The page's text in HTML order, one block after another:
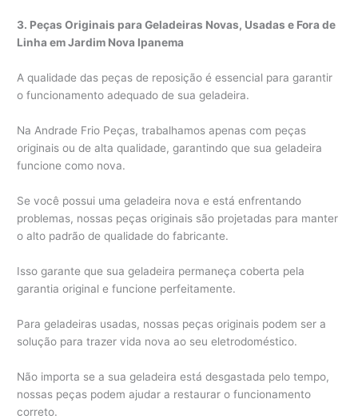
3. Peças Originais para Geladeiras Novas, Usadas e Fora de
Linha em Jardim Nova Ipanema
A qualidade das peças de reposição é essencial para garantir
o funcionamento adequado de sua geladeira.
Na Andrade Frio Peças, trabalhamos apenas com peças
originais ou de alta qualidade, garantindo que sua geladeira
funcione como nova.
Se você possui uma geladeira nova e está enfrentando
problemas, nossas peças originais são projetadas para manter
o alto padrão de qualidade do fabricante.
Isso garante que sua geladeira permaneça coberta pela
garantia original e funcione perfeitamente.
Para geladeiras usadas, nossas peças originais podem ser a
solução para trazer vida nova ao seu eletrodoméstico.
Não importa se a sua geladeira está desgastada pelo tempo,
nossas peças podem ajudar a restaurar o funcionamento
correto.